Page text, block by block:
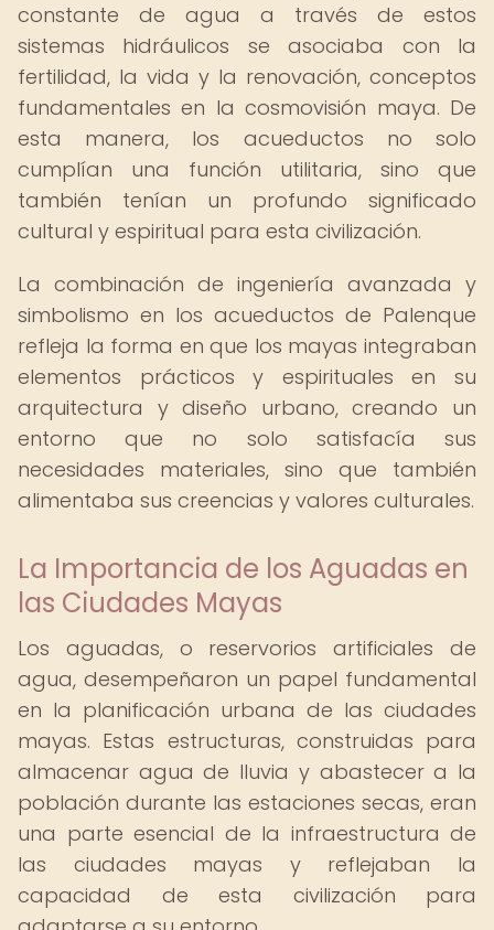
constante de agua a través de estos
sistemas hidráulicos se asociaba con la
fertilidad, la vida y la renovación, conceptos
fundamentales en la cosmovisión maya. De
esta manera, los acueductos no solo
cumplían una función utilitaria, sino que
también tenían un profundo significado
cultural y espiritual para esta civilización.
La combinación de ingeniería avanzada y
simbolismo en los acueductos de Palenque
refleja la forma en que los mayas integraban
elementos prácticos y espirituales en su
arquitectura y diseño urbano, creando un
entorno que no solo satisfacía sus
necesidades materiales, sino que también
alimentaba sus creencias y valores culturales.
La Importancia de los Aguadas en
las Ciudades Mayas
Los aguadas, o reservorios artificiales de
agua, desempeñaron un papel fundamental
en la planificación urbana de las ciudades
mayas. Estas estructuras, construidas para
almacenar agua de lluvia y abastecer a la
población durante las estaciones secas, eran
una parte esencial de la infraestructura de
las ciudades mayas y reflejaban la
capacidad de esta civilización para